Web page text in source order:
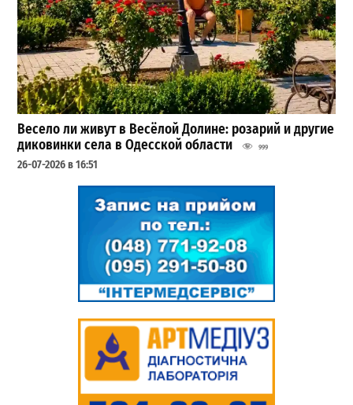
Весело ли живут в Весёлой Долине: розарий и другие
диковинки села в Одесской области
999
26-07-2026 в 16:51